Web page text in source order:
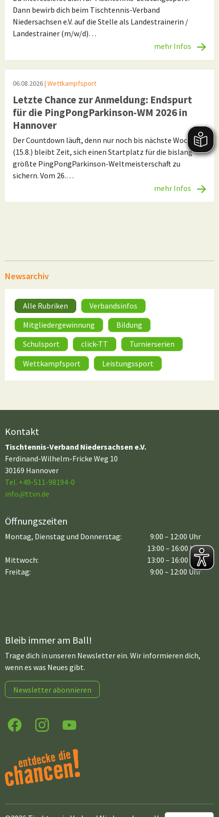
Dann bewirb dich beim Tischtennis-Verband
Niedersachsen e.V. auf die Stelle als Landestrainerin /
Landestrainer (m/w/d)…
mehr Infos
06.08.2026| Wettkampfsport
Letzte Chance zur Anmeldung: Endspurt
für die PingPongParkinson-WM 2026 in
Hannover
Der Countdown läuft, denn nur noch bis nächste Woche
(15.8.) bleibt Zeit, sich einen Startplatz für die bislang
größte PingPongParkinson-Weltmeisterschaft zu
sichern. Vom 26.…
mehr Infos
Newsarchiv
Alle Rubriken
Verbandsinfos
Mitgliedergewinnung
Bildung
Schulsport
click-TT
Turnierserien
Wettkampfsport
Leistungssport
Kontakt
Tischtennis-Verband Niedersachsen e.V.
Ferdinand-Wilhelm-Fricke Weg 10
30169 Hannover
Tel. +49-511-98194-0
info@ttvn.de
Öffnungszeiten
Montag, Dienstag und Donnerstag:
9:00 – 12:00 Uhr
13:00 – 16:00 Uhr
Mittwoch:
Freitag:
13:00 – 16:00 Uhr
9:00 – 12:00 Uhr
Bleib immer am Ball!
Trage dich in unseren Newsletter ein. Wir informieren dich,
wenn es was Neues gibt.
Newsletter abonnieren